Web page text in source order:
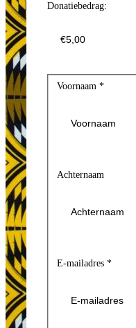
Donatiebedrag:
Voornaam *
Achternaam
E-mailadres *